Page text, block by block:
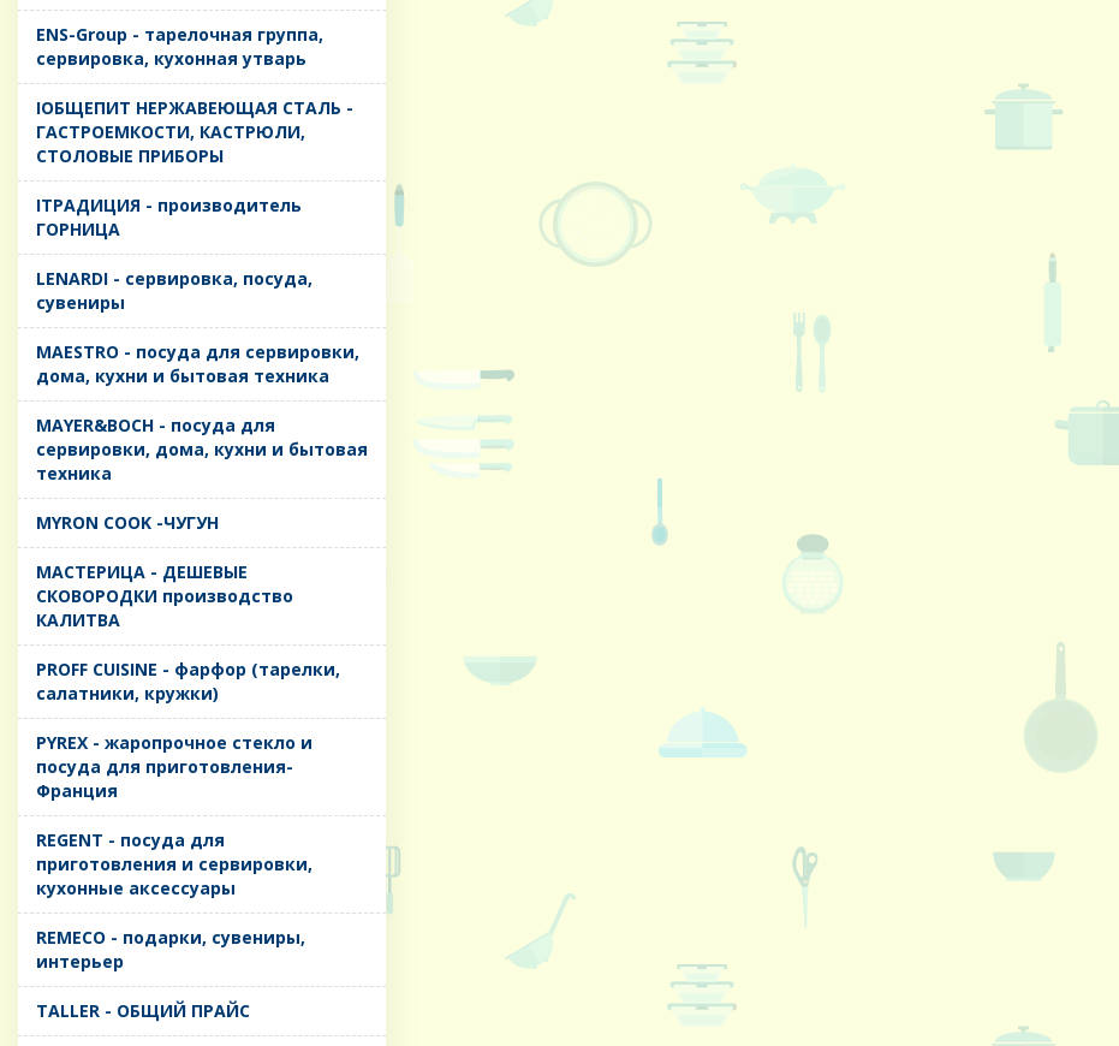
ENS-Group - тарелочная группа,
сервировка, кухонная утварь
IОБЩЕПИТ НЕРЖАВЕЮЩАЯ СТАЛЬ -
ГАСТРОЕМКОСТИ, КАСТРЮЛИ,
СТОЛОВЫЕ ПРИБОРЫ
IТРАДИЦИЯ - производитель
ГОРНИЦА
LENARDI - сервировка, посуда,
сувениры
MAESTRO - посуда для сервировки,
дома, кухни и бытовая техника
MAYER&BOCH - посуда для
сервировки, дома, кухни и бытовая
техника
MYRON COOK -ЧУГУН
MАСТЕРИЦА - ДЕШЕВЫЕ
СКОВОРОДКИ производство
КАЛИТВА
PROFF CUISINE - фарфор (тарелки,
салатники, кружки)
PYREX - жаропрочное стекло и
посуда для приготовления-
Франция
REGENT - посуда для
приготовления и сервировки,
кухонные аксессуары
REMECO - подарки, сувениры,
интерьер
TALLER - ОБЩИЙ ПРАЙС